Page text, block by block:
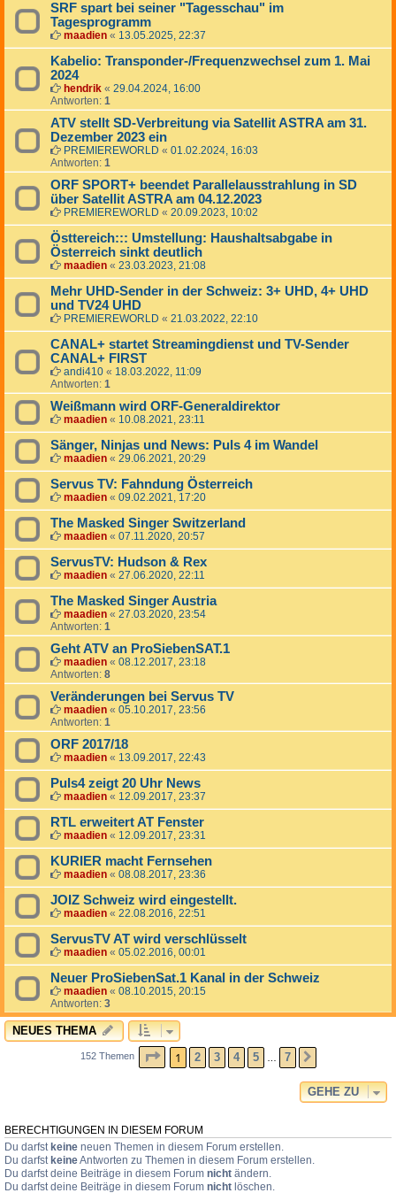
SRF spart bei seiner "Tagesschau" im
Tagesprogramm
maadien « 13.05.2025, 22:37
Kabelio: Transponder-/Frequenzwechsel zum 1. Mai
2024
hendrik « 29.04.2024, 16:00
Antworten: 1
ATV stellt SD-Verbreitung via Satellit ASTRA am 31.
Dezember 2023 ein
PREMIEREWORLD « 01.02.2024, 16:03
Antworten: 1
ORF SPORT+ beendet Parallelausstrahlung in SD
über Satellit ASTRA am 04.12.2023
PREMIEREWORLD « 20.09.2023, 10:02
Östtereich::: Umstellung: Haushaltsabgabe in
Österreich sinkt deutlich
maadien « 23.03.2023, 21:08
Mehr UHD-Sender in der Schweiz: 3+ UHD, 4+ UHD
und TV24 UHD
PREMIEREWORLD « 21.03.2022, 22:10
CANAL+ startet Streamingdienst und TV-Sender
CANAL+ FIRST
andi410 « 18.03.2022, 11:09
Antworten: 1
Weißmann wird ORF-Generaldirektor
maadien « 10.08.2021, 23:11
Sänger, Ninjas und News: Puls 4 im Wandel
maadien « 29.06.2021, 20:29
Servus TV: Fahndung Österreich
maadien « 09.02.2021, 17:20
The Masked Singer Switzerland
maadien « 07.11.2020, 20:57
ServusTV: Hudson & Rex
maadien « 27.06.2020, 22:11
The Masked Singer Austria
maadien « 27.03.2020, 23:54
Antworten: 1
Geht ATV an ProSiebenSAT.1
maadien « 08.12.2017, 23:18
Antworten: 8
Veränderungen bei Servus TV
maadien « 05.10.2017, 23:56
Antworten: 1
ORF 2017/18
maadien « 13.09.2017, 22:43
Puls4 zeigt 20 Uhr News
maadien « 12.09.2017, 23:37
RTL erweitert AT Fenster
maadien « 12.09.2017, 23:31
KURIER macht Fernsehen
maadien « 08.08.2017, 23:36
JOIZ Schweiz wird eingestellt.
maadien « 22.08.2016, 22:51
ServusTV AT wird verschlüsselt
maadien « 05.02.2016, 00:01
Neuer ProSiebenSat.1 Kanal in der Schweiz
maadien « 08.10.2015, 20:15
Antworten: 3
NEUES THEMA
152 Themen SEITE1 VON7
1 2 3 4 5 7
GEHE ZU
BERECHTIGUNGEN IN DIESEM FORUM
Du darfst keine neuen Themen in diesem Forum erstellen.
Du darfst keineAntworten zu Themen in diesem Forum erstellen.
Du darfst deine Beiträge in diesem Forum nicht ändern.
Du darfst deine Beiträge in diesem Forum nicht löschen.